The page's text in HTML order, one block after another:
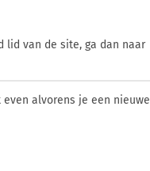
lid van de site, ga dan naar
alvorens je een nieuwe